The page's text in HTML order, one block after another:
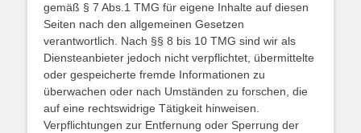
gemäß § 7 Abs.1 TMG für eigene Inhalte auf diesen
Seiten nach den allgemeinen Gesetzen
verantwortlich. Nach §§ 8 bis 10 TMG sind wir als
Diensteanbieter jedoch nicht verpflichtet, übermittelte
oder gespeicherte fremde Informationen zu
überwachen oder nach Umständen zu forschen, die
auf eine rechtswidrige Tätigkeit hinweisen.
Verpflichtungen zur Entfernung oder Sperrung der